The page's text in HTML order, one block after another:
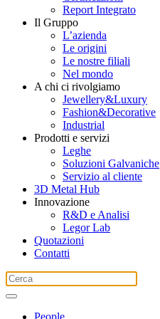
Report Integrato
Il Gruppo
L’azienda
Le origini
Le nostre filiali
Nel mondo
A chi ci rivolgiamo
Jewellery&Luxury
Fashion&Decorative
Industrial
Prodotti e servizi
Leghe
Soluzioni Galvaniche
Servizio al cliente
3D Metal Hub
Innovazione
R&D e Analisi
Legor Lab
Quotazioni
Contatti
People